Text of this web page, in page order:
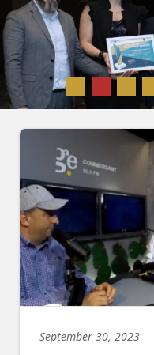
September 30, 2023